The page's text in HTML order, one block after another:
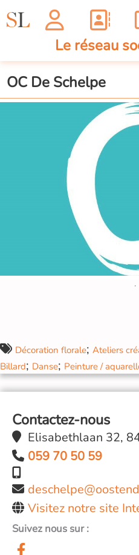
Le réseau
OC De Schelpe
Décoration florale; Ateliers
Billard; Danse; Peinture /
Contactez-nous
Elisabethlaan 32,
059 70 50 59
Visitez notre site
Suivez nous sur :